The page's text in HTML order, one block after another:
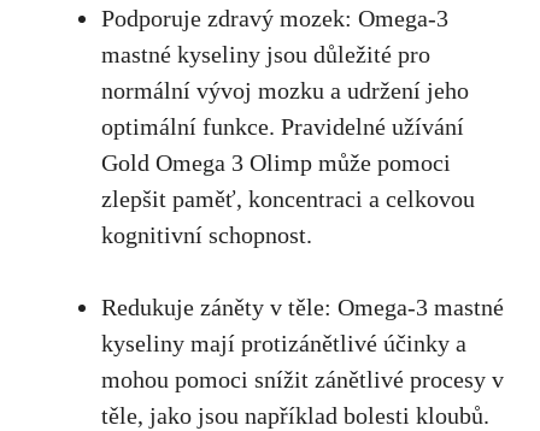
Podporuje zdravý mozek: Omega-3
mastné kyseliny jsou důležité pro
normální vývoj mozku a udržení jeho
optimální funkce. Pravidelné užívání
Gold Omega 3 Olimp může pomoci
zlepšit paměť, koncentraci a celkovou
kognitivní schopnost.
Redukuje záněty v těle: Omega-3 mastné
kyseliny mají protizánětlivé účinky a
mohou pomoci snížit zánětlivé procesy v
těle, jako jsou například bolesti kloubů.